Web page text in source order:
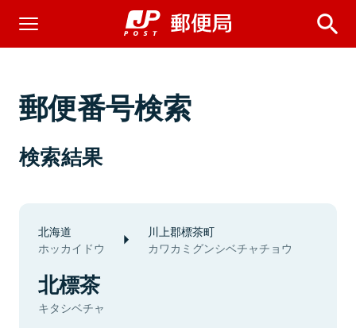
郵便番号検索
検索結果
北海道
ホッカイドウ
川上郡標茶町
カワカミグンシベチャチョウ
北標茶
キタシベチャ